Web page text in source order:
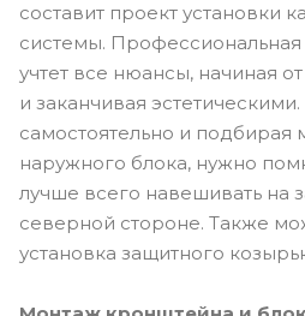
составит проект установки
системы.
учтет все нюансы, начиная
и заканчивая
самостоятельно и подбирая
наружного блока, нужно
лучше всего навешивать на
северной стороне. Также
установка защитного